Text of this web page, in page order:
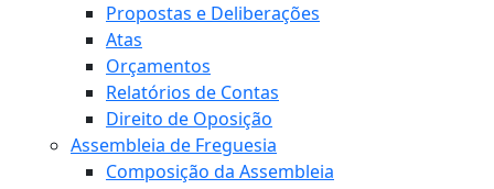
Propostas e Deliberações
Atas
Orçamentos
Relatórios de Contas
Direito de Oposição
Assembleia de Freguesia
Composição da Assembleia